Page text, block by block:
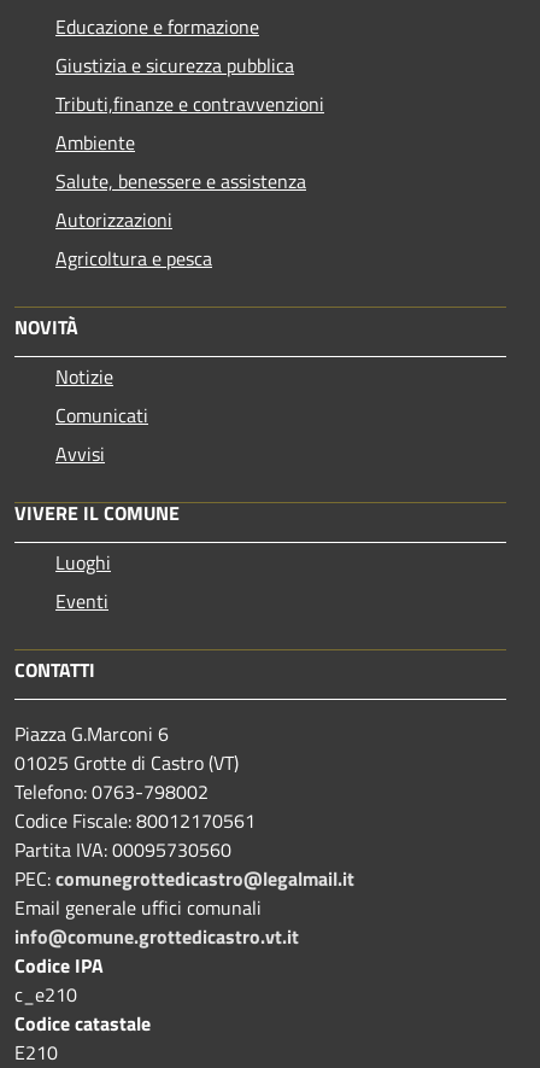
Educazione e formazione
Giustizia e sicurezza pubblica
Tributi,finanze e contravvenzioni
Ambiente
Salute, benessere e assistenza
Autorizzazioni
Agricoltura e pesca
NOVITÀ
Notizie
Comunicati
Avvisi
VIVERE IL COMUNE
Luoghi
Eventi
CONTATTI
Piazza G.Marconi 6
01025 Grotte di Castro (VT)
Telefono: 0763-798002
Codice Fiscale: 80012170561
Partita IVA: 00095730560
PEC:comunegrottedicastro@legalmail.it
Email generale uffici comunali
info@comune.grottedicastro.vt.it
Codice IPA
c_e210
Codice catastale
E210